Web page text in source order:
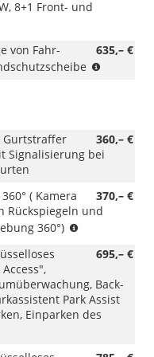
8+1 Front- und
635,– €
von Fahr-
RDA)
360,– €
Gurtstraffer
Signalisierung bei
370,– €
( Kamera
Rückspiegeln und
360°)
mit
oder
RDA)
695,– €
Back-
Park Assist
Einparken des